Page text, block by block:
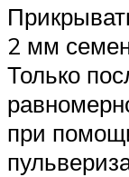
2 мм
Только
при